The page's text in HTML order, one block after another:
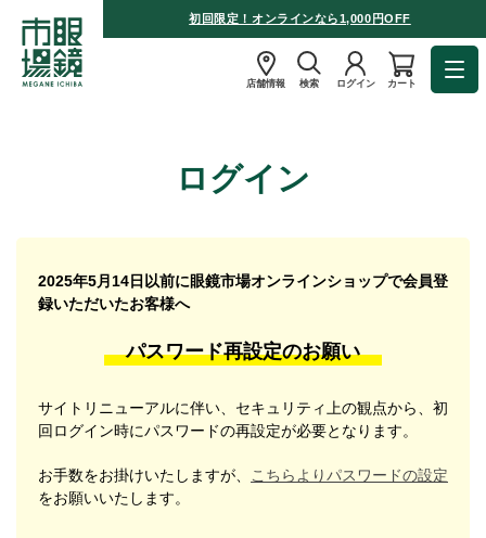
初回限定！オンラインなら1,000円OFF
店舗情報 検索 ログイン カート
ログイン
2025年5月14日以前に眼鏡市場オンラインショップで会員登
録いただいたお客様へ
パスワード再設定のお願い
サイトリニューアルに伴い、セキュリティ上の観点から、初
回ログイン時にパスワードの再設定が必要となります。
お手数をお掛けいたしますが、
こちらよりパスワードの設定
をお願いいたします。